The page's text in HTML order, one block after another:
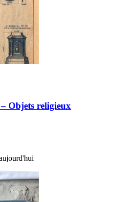
Objets religieux